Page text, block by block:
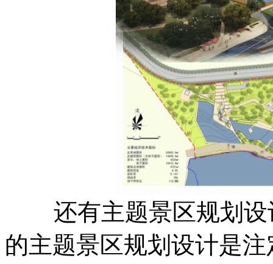
还有主题景区规划设
的主题景区规划设计是